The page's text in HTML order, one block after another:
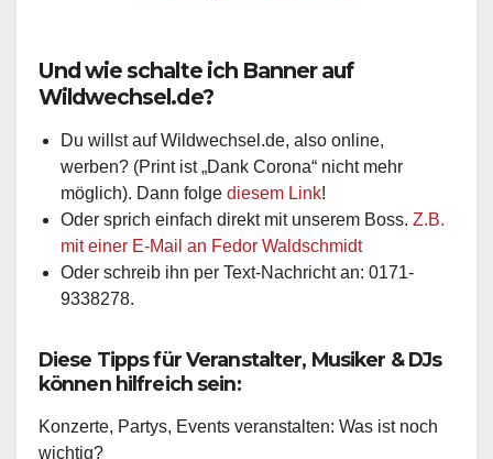
Und wie schalte ich Banner auf
Wildwechsel.de?
Du willst auf Wildwechsel.de, also online,
werben? (Print ist „Dank Corona“ nicht mehr
möglich). Dann folge diesem Link!
Oder sprich einfach direkt mit unserem Boss. Z.B.
mit einer E-Mail an Fedor Waldschmidt
Oder schreib ihn per Text-Nachricht an: 0171-
9338278.
Diese Tipps für Veranstalter, Musiker & DJs
können hilfreich sein:
Konzerte, Partys, Events veranstalten: Was ist noch
wichtig?